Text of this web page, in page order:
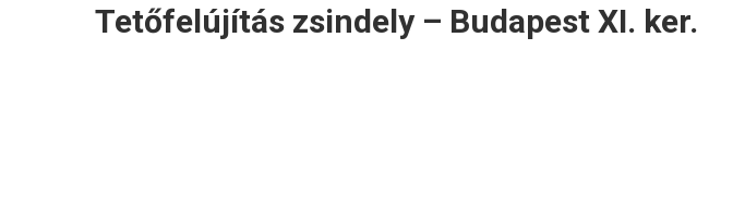
Tetőfelújítás zsindely – Budapest XI. ker.